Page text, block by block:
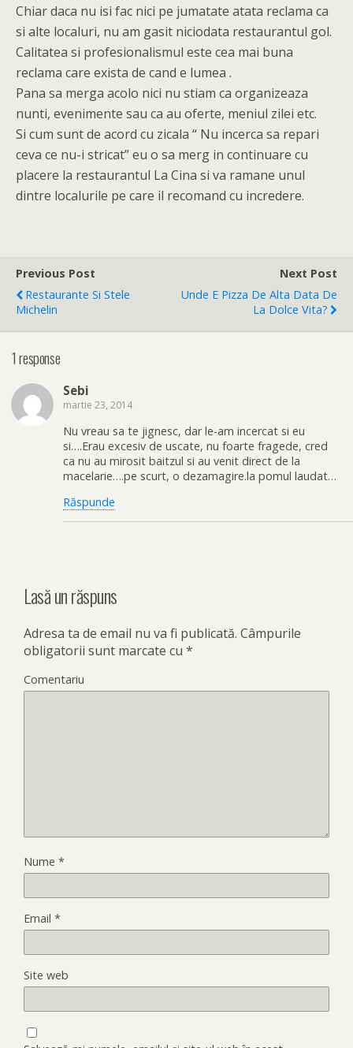
Chiar daca nu isi fac nici pe jumatate atata reclama ca
si alte localuri, nu am gasit niciodata restaurantul gol.
Calitatea si profesionalismul este cea mai buna
reclama care exista de cand e lumea .
Pana sa merga acolo nici nu stiam ca organizeaza
nunti, evenimente sau ca au oferte, meniul zilei etc.
Si cum sunt de acord cu zicala “ Nu incerca sa repari
ceva ce nu-i stricat” eu o sa merg in continuare cu
placere la restaurantul La Cina si va ramane unul
dintre localurile pe care il recomand cu incredere.
Previous Post
Restaurante Si Stele
Michelin
Next Post
Unde E Pizza De Alta Data De
La Dolce Vita?
1 response
Sebi
martie 23, 2014
Nu vreau sa te jignesc, dar le-am incercat si eu
si….Erau excesiv de uscate, nu foarte fragede, cred
ca nu au mirosit baitzul si au venit direct de la
macelarie….pe scurt, o dezamagire.la pomul laudat…
Răspunde
Lasă un răspuns
Adresa ta de email nu va fi publicată. Câmpurile
obligatorii sunt marcate cu *
Comentariu
Nume *
Email *
Site web